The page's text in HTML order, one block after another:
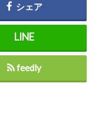
シェア
feedly